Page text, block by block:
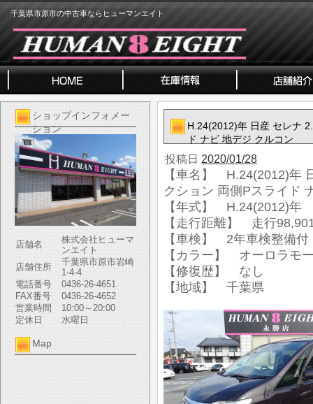
千葉県市原市の中古車ならヒューマンエイト
ショップインフォメー
ション
店舗名
株式会社ヒューマ
ンエイト
店舗住所
千葉県市原市岩崎
1-4-4
電話番号
0436-26-4651
FAX番号
0436-26-4652
営業時間
10:00～20:00
定休日
水曜日
Map
H.24(2012)年 日産 セレナ
ド ナビ 地デジ クルコン
投稿日 2020/01/28
【車名】 H.24(2012)年
クション 両側Pスライド
【年式】 H.24(2012)年
【走行距離】 走行
【車検】 2年車検整備付
【カラー】 オーロラモ
【修復歴】 なし
【地域】 千葉県